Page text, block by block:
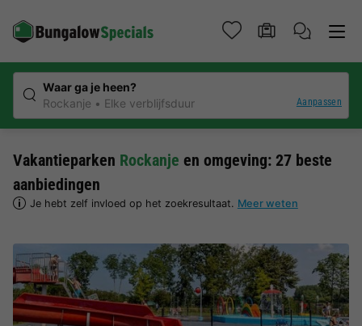
Waar ga je heen?
Rockanje
Elke verblijfsduur Aanpassen
Vakantieparken Rockanje en omgeving: 27 beste
aanbiedingen
Je hebt zelf invloed op het zoekresultaat. Meer weten